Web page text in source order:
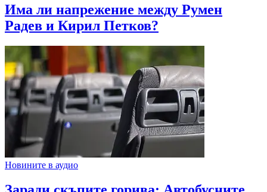
Има ли напрежение между Румен
Радев и Кирил Петков?
Новините в аудио